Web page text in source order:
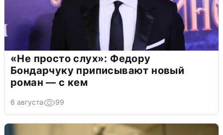
«Не просто слух»: Федору
Бондарчуку приписывают новый
роман — с кем
6 августа 99